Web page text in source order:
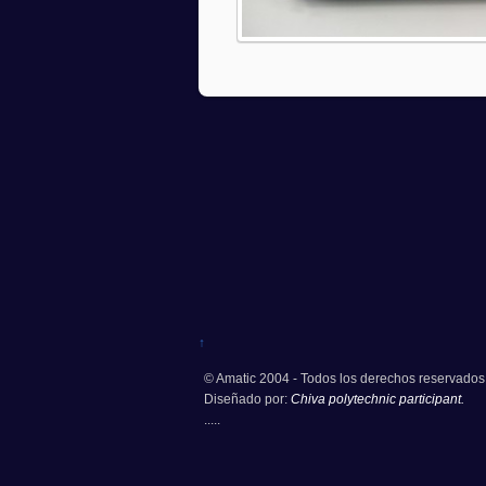
↑
© Amatic 2004 - Todos los derechos
Diseñado por: Chiva polytechnic participant.